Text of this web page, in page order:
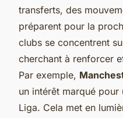
transferts, des
préparent pour la
clubs se concentrent
cherchant à renforcer
Par exemple,
un intérêt marqué
Liga. Cela met en